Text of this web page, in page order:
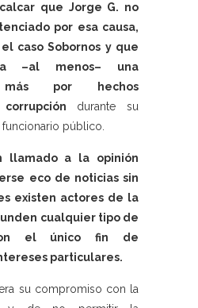
que Jorge G. no
por esa causa,
caso Sobornos y que
–al menos– una
más por hechos
durante su
público.
llamado a la opinión
eco de noticias sin
existen actores de la
cualquier tipo de
el único fin de
particulares.
su compromiso con la